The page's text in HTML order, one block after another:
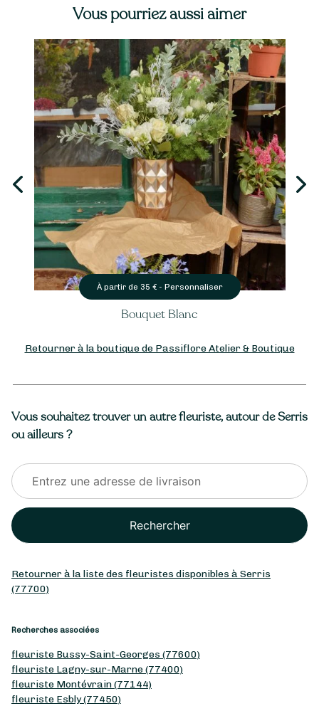
Vous pourriez aussi aimer
À partir de90 € -Personnaliser
Retourner à la boutique de Passiflore Atelier & Boutique
Vous souhaitez trouver un autre fleuriste, autour de Serris
ou ailleurs ?
Rechercher
Retourner à la liste des fleuristes disponibles à Serris
(77700)
Recherches associées
fleuriste Bussy-Saint-Georges (77600)
fleuriste Lagny-sur-Marne (77400)
fleuriste Montévrain (77144)
fleuriste Esbly (77450)